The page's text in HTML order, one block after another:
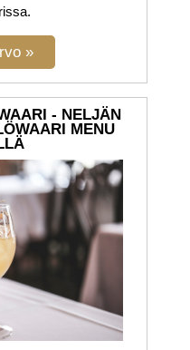
- NELJÄN
MENU